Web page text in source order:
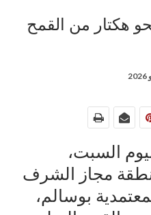
هكتار من القمح
السبت،
مجاز الشرف
بوسالم،